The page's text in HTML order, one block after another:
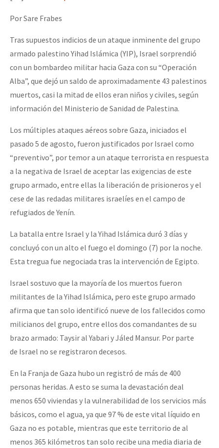
La Sexta
AutonomÍa y Resistencia
Megaproyectos
Migración
Niñxs
ETIQUETAS
MULTIMEDIA
Audio
Fotorreportaje
Video
Semillero Guerra contra la Humanidad. (Las poblaciones y
la naturaleza bajo asedio)
Libros para descargar
Medios Libres
Eventos
Contacto
Dia 2 do Encontro “Guerra contra a Humanidad”
Dia 1: Encontro “Guerra contra a Humanidade”
“Sonhando a Terra do Bem Virá” se publica no Estado Espanhol
Se o México sabe, que o mundo saiba! Nossas lutas pela
[25 abr – CDMX] Tokín por el CNI: 30 años de Resistencia y
Por Sare Frabes
Tras supuestos indicios de un ataque inminente del grupo
armado palestino Yihad Islámica (YIP), Israel sorprendió
con un bombardeo militar hacia Gaza con su “Operación
Alba”, que dejó un saldo de aproximadamente 43 palestinos
muertos, casi la mitad de ellos eran niños y civiles, según
información del Ministerio de Sanidad de Palestina.
Los múltiples ataques aéreos sobre Gaza, iniciados el
pasado 5 de agosto, fueron justificados por Israel como
“preventivo”, por temor a un ataque terrorista en respuesta
a la negativa de Israel de aceptar las exigencias de este
grupo armado, entre ellas la liberación de prisioneros y el
cese de las redadas militares israelíes en el campo de
refugiados de Yenín.
La batalla entre Israel y la Yihad Islámica duró 3 días y
concluyó con un alto el fuego el domingo (7) por la noche.
Esta tregua fue negociada tras la intervención de Egipto.
Israel sostuvo que la mayoría de los muertos fueron
militantes de la Yihad Islámica, pero este grupo armado
afirma que tan solo identificó nueve de los fallecidos como
milicianos del grupo, entre ellos dos comandantes de su
brazo armado: Taysir al Yabari y Jáled Mansur. Por parte
de Israel no se registraron decesos.
En la Franja de Gaza hubo un registró de más de 400
personas heridas. A esto se suma la devastación deal
menos 650 viviendas y la vulnerabilidad de los servicios más
básicos, como el agua, ya que 97 % de este vital líquido en
Gaza no es potable, mientras que este territorio de al
menos 365 kilómetros tan solo recibe una media diaria de